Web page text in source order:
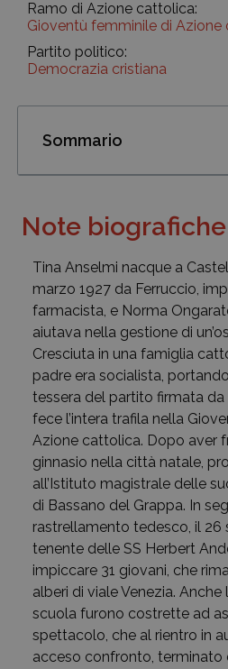
Ramo di Azione cattolica:
Gioventù femminile di
Partito politico:
Democrazia cristiana
Sommario
Note biografiche
Tina Anselmi nacque a
marzo 1927 da Ferruccio,
farmacista, e Norma
aiutava nella gestione di
Cresciuta in una famiglia
padre era socialista,
tessera del partito firmata
fece l’intera trafila nella
Azione cattolica. Dopo aver
ginnasio nella città natale,
all’Istituto magistrale delle
di Bassano del Grappa. In
rastrellamento tedesco, il 26
tenente delle SS Herbert
impiccare 31 giovani, che
alberi di viale Venezia.
scuola furono costrette ad
spettacolo, che al rientro in
acceso confronto, terminato